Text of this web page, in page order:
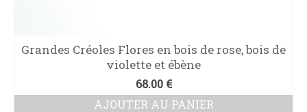
Grandes Créoles Flores en bois de rose, bois de
violette et ébène
68.00 €
AJOUTER AU PANIER